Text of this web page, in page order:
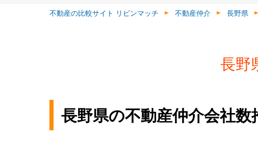
不動産の比較サイト リビンマッチ 不動産仲介 長野県
長野
長野県の不動産仲介会社数